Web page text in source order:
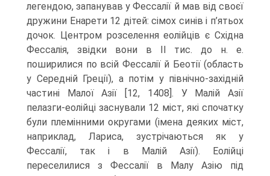
легендою, запанував у Фессалії й мав від своєї
дружини Енарети 12 дітей: сімох синів і п’ятьох
дочок. Центром розселення еолійців є Східна
Фессалія, звідки вони в II тис. до н. е.
поширилися по всій Фессалії й Беотії (область
у Середній Греції), а потім у північно-західній
частині Малої Азії [12, 1408]. У Малій Азії
пелазги-еолійці заснували 12 міст, які спочатку
були племінними округами (імена деяких міст,
наприклад, Лариса, зустрічаються як у
Фессалії, так і в Малій Азії). Еолійці
переселилися з Фессалії в Малу Азію під